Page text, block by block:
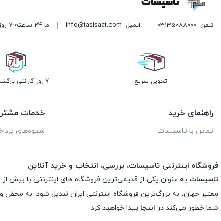
تلفن 03135088000 ایمیل info@tasisaat.com ما 24 ساعته 7 روز هفته پاسخگوی شما هستیم. (برای ویرایش این متن به پیکربندی پوسته > تب برچسب‌ها مراجعه نمایید.)
تحویل سریع 7 روز گارانتی بازگشت وجه
راهنمای خرید
تماس با تاسیسات
خدمات
شیوه‌های
فروشگاه اینترنتی تاسیسات، بررسی، انتخاب و خرید آنلاین
تاسیسات به عنوان یکی از قدیمی‌ترین فروشگاه های اینترنتی با بیش
معتبر جهان، به بزرگ‌ترین فروشگاه اینترنتی ایران تبدیل شود. به
شما خطور می‌کند در اینجا پیدا خواهید کرد.